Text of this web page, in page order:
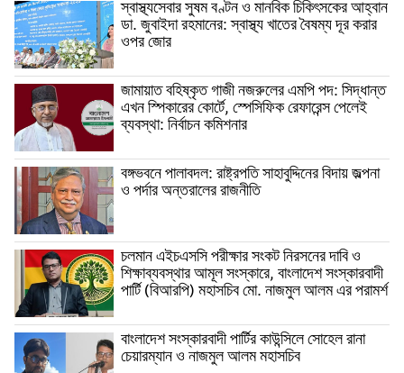
স্বাস্থ্যসেবার সুষম বণ্টন ও মানবিক চিকিৎসকের আহ্বান
ডা. জুবাইদা রহমানের: স্বাস্থ্য খাতের বৈষম্য দূর করার
ওপর জোর
জামায়াত বহিষ্কৃত গাজী নজরুলের এমপি পদ: সিদ্ধান্ত
এখন স্পিকারের কোর্টে, স্পেসিফিক রেফারেন্স পেলেই
ব্যবস্থা: নির্বাচন কমিশনার
বঙ্গভবনে পালাবদল: রাষ্ট্রপতি সাহাবুদ্দিনের বিদায় জল্পনা
ও পর্দার অন্তরালের রাজনীতি
চলমান এইচএসসি পরীক্ষার সংকট নিরসনের দাবি ও
শিক্ষাব্যবস্থার আমূল সংস্কারে, বাংলাদেশ সংস্কারবাদী
পার্টি (বিআরপি) মহাসচিব মো. নাজমুল আলম এর পরামর্শ
বাংলাদেশ সংস্কারবাদী পার্টির কাউন্সিলে সোহেল রানা
চেয়ারম্যান ও নাজমুল আলম মহাসচিব